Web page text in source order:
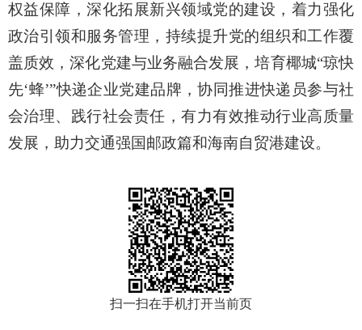
权益保障，深化拓展新兴领域党的建设，着力强化
政治引领和服务管理，持续提升党的组织和工作覆
盖质效，深化党建与业务融合发展，培育椰城“琼快
先‘蜂’”快递企业党建品牌，协同推进快递员参与社
会治理、践行社会责任，有力有效推动行业高质量
发展，助力交通强国邮政篇和海南自贸港建设。
扫一扫在手机打开当前页